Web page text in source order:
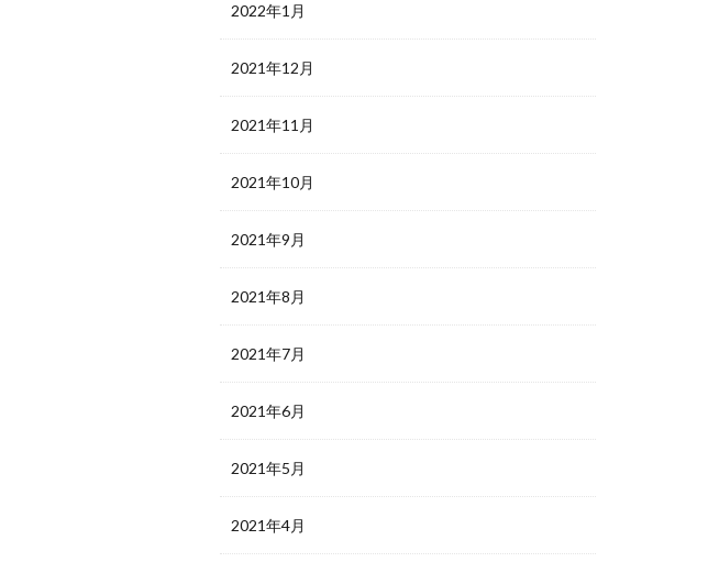
2022年1月
2021年12月
2021年11月
2021年10月
2021年9月
2021年8月
2021年7月
2021年6月
2021年5月
2021年4月